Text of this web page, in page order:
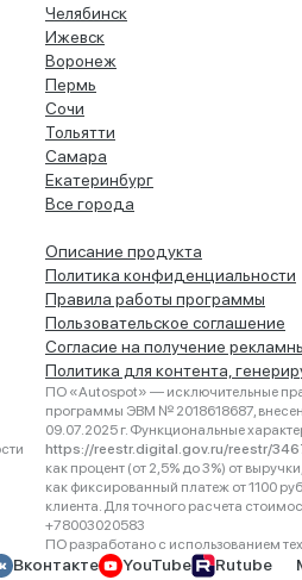
Челябинск
Ижевск
Воронеж
Пермь
Сочи
Тольятти
Самара
Екатеринбург
Все города
Описание продукта
Политика конфиденциальности
Правила работы программы
Пользовательское соглашение
Согласие на получение
Политика для контента,
ПО «Autospot» — исключительные
программы ЭВМ № 2018618687,
09.07.2025 г. Функциональные
https://reestr.digital.gov.ru/reestr/
как процент (от 2,5% до 3%) от
как фиксированный платеж от 1100
клиента. Для точного расчета
+78003020583
ПО разработано с использованием
Вконтакте YouTube Rutube